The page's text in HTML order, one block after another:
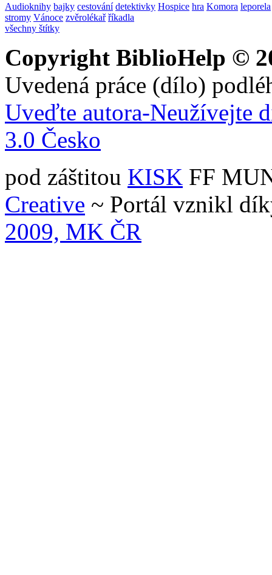
Audioknihy bajky cestování detektivky Hospice hra Komora leporela
stromy Vánoce zvěrolékař říkadla
všechny štítky
Copyright BiblioHelp ©
Uvedená práce (dílo)
Uveďte autora-Neužívejte
3.0 Česko
pod záštitou KISK FF
Creative ~ Portál vznikl
2009, MK ČR